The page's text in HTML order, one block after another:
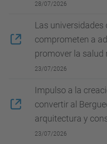
28/07/2026
Las universidades
comprometen a
promover la salud
23/07/2026
Impulso a la
convertir al
arquitectura y
23/07/2026